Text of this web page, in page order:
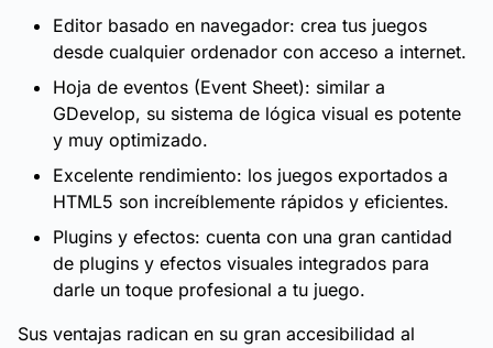
Editor basado en navegador: crea tus juegos
desde cualquier ordenador con acceso a internet.
Hoja de eventos (Event Sheet): similar a
GDevelop, su sistema de lógica visual es potente
y muy optimizado.
Excelente rendimiento: los juegos exportados a
HTML5 son increíblemente rápidos y eficientes.
Plugins y efectos: cuenta con una gran cantidad
de plugins y efectos visuales integrados para
darle un toque profesional a tu juego.
Sus ventajas radican en su gran accesibilidad al